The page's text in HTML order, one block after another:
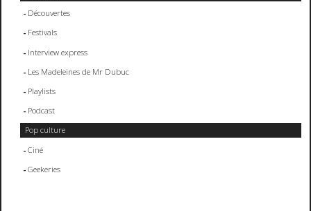
Découvertes
Festivals
Interview express
Les Madeleines de Mr Dubuc
Playlists
Podcast
Pop culture
Ciné
Geekeries